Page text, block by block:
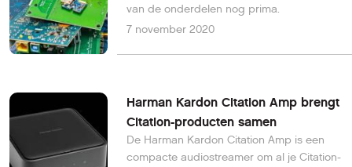
van de onderdelen nog prima.
7 november 2020
Harman Kardon Citation Amp brengt
Citation-producten samen
De Harman Kardon Citation Amp is een
compacte audiostreamer om al je Citation-